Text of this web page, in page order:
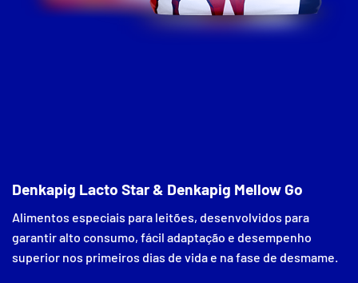
Denkapig Lacto Star & Denkapig Mellow Go
Alimentos especiais para leitões, desenvolvidos para
garantir alto consumo, fácil adaptação e desempenho
superior nos primeiros dias de vida e na fase de desmame.